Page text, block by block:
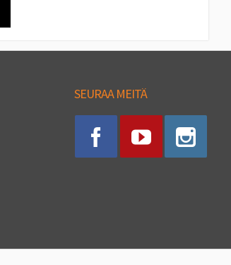
SEURAA MEITÄ